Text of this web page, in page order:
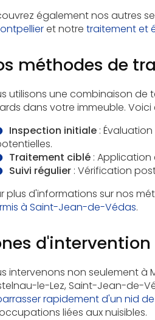
également nos autres
et notre traitement et
méthodes de
utilisons une combinaison de
dans votre immeuble.
Inspection initiale:
Traitement ciblé: Application
Suivi régulier: Vérification
plus d'informations sur nos
à Saint-Jean-de-Védas.
intervenons non seulement à
le-Lez, Saint-Jean-de-
rapidement d'un nid
liées aux nuisibles.